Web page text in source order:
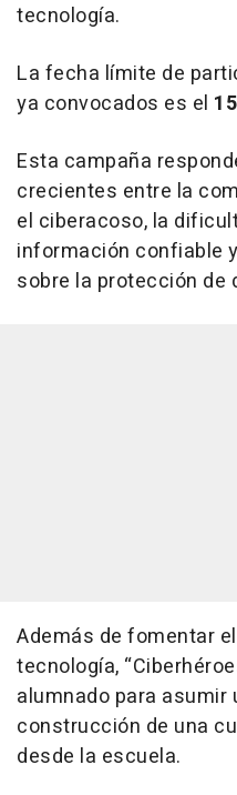
tecnología.
La fecha límite de
ya convocados es el
Esta campaña
crecientes entre la
el ciberacoso, la
información confiable
sobre la protección de
Además de fomentar
tecnología,
alumnado para asumir
construcción de una
desde la escuela.